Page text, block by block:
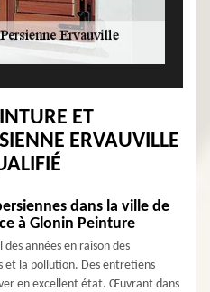
ET
ERVAUVILLE
dans la ville de
à Glonin Peinture
années en raison des
et la pollution. Des entretiens
en excellent état. Œuvrant dans